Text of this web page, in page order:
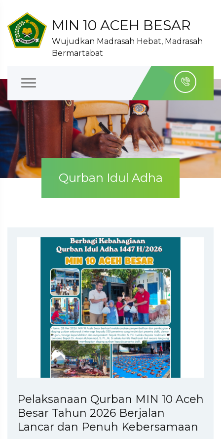
MIN 10 ACEH BESAR
Wujudkan Madrasah Hebat, Madrasah
Bermartabat
Qurban Idul Adha
Pelaksanaan Qurban MIN 10 Aceh
Besar Tahun 2026 Berjalan
Lancar dan Penuh Kebersamaan